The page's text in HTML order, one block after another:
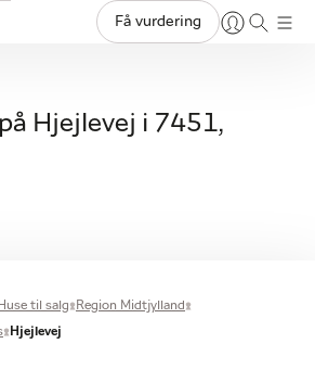
Få vurdering
Hjejlevej i 7451,
Huse til salg
Region Midtjylland
Hjejlevej